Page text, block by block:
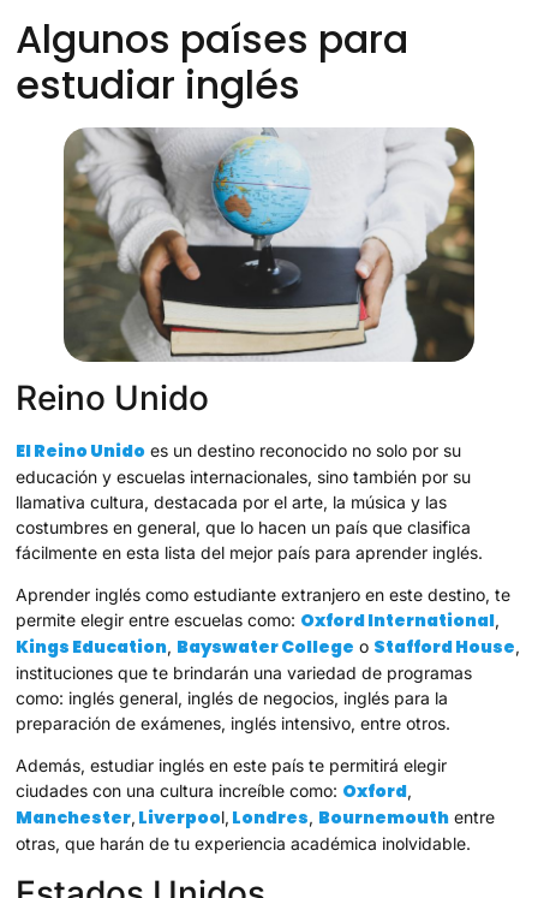
Algunos países para
estudiar inglés
Reino Unido
El Reino Unido es un destino reconocido no solo por su
educación y escuelas internacionales, sino también por su
llamativa cultura, destacada por el arte, la música y las
costumbres en general, que lo hacen un país que clasifica
fácilmente en esta lista del mejor país para aprender inglés.
Aprender inglés como estudiante extranjero en este destino, te
permite elegir entre escuelas como: Oxford International,
Kings Education, Bayswater College o Stafford House,
instituciones que te brindarán una variedad de programas
como: inglés general, inglés de negocios, inglés para la
preparación de exámenes, inglés intensivo, entre otros.
Además, estudiar inglés en este país te permitirá elegir
ciudades con una cultura increíble como: Oxford,
Manchester, Liverpool, Londres, Bournemouth entre
otras, que harán de tu experiencia académica inolvidable.